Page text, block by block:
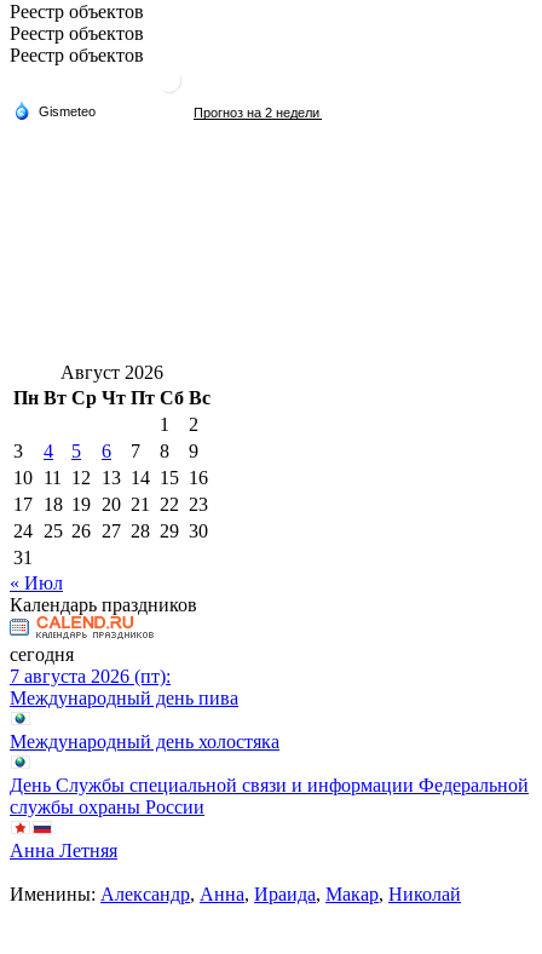
Реестр объектов
Реестр объектов
Реестр объектов
Август 2026
Пн Вт Ср Чт Пт Сб Вс
1
2
3
4 5 6 7 8
9
10 11 12 13 14 15 16
17 18 19 20 21 22 23
24 25 26 27 28 29 30
31
« Июл
Календарь праздников
сегодня
7 августа 2026 (пт):
Международный день пива
Международный день холостяка
День Службы специальной связи и информации Федеральной
службы охраны России
Анна Летняя
Именины: Александр, Анна, Ираида, Макар, Николай